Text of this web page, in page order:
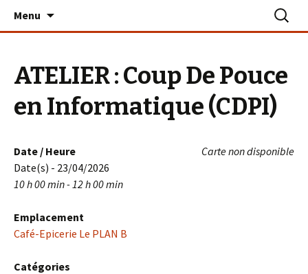
Le PLAN B – La Turballe
Menu
ATELIER : Coup De Pouce
en Informatique (CDPI)
Carte non disponible
Date / Heure
Date(s) - 23/04/2026
10 h 00 min - 12 h 00 min
Emplacement
Café-Epicerie Le PLAN B
Catégories